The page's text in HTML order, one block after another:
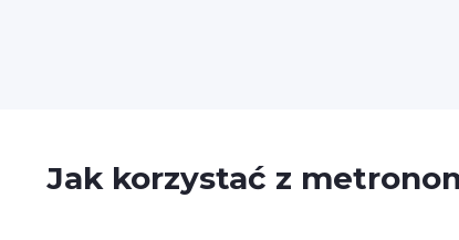
Jak korzystać z